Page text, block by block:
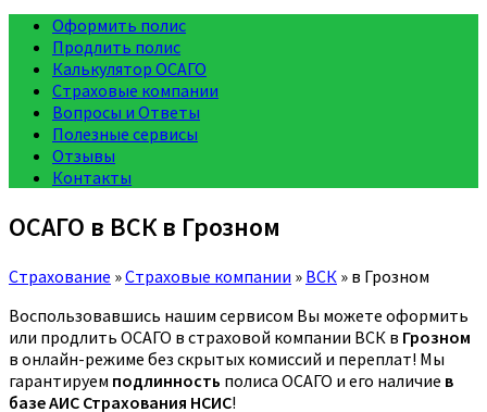
Оформить полис
Продлить полис
Калькулятор ОСАГО
Страховые компании
Вопросы и Ответы
Полезные сервисы
Отзывы
Контакты
ОСАГО в ВСК в Грозном
Страхование »Страховые компании » ВСК » в Грозном
Воспользовавшись нашим сервисом Вы можете оформить
или продлить ОСАГО в страховой компании ВСК в Грозном
в онлайн-режиме без скрытых комиссий и переплат! Мы
гарантируем подлинность полиса ОСАГО и его наличие в
базе АИС Страхования НСИС!